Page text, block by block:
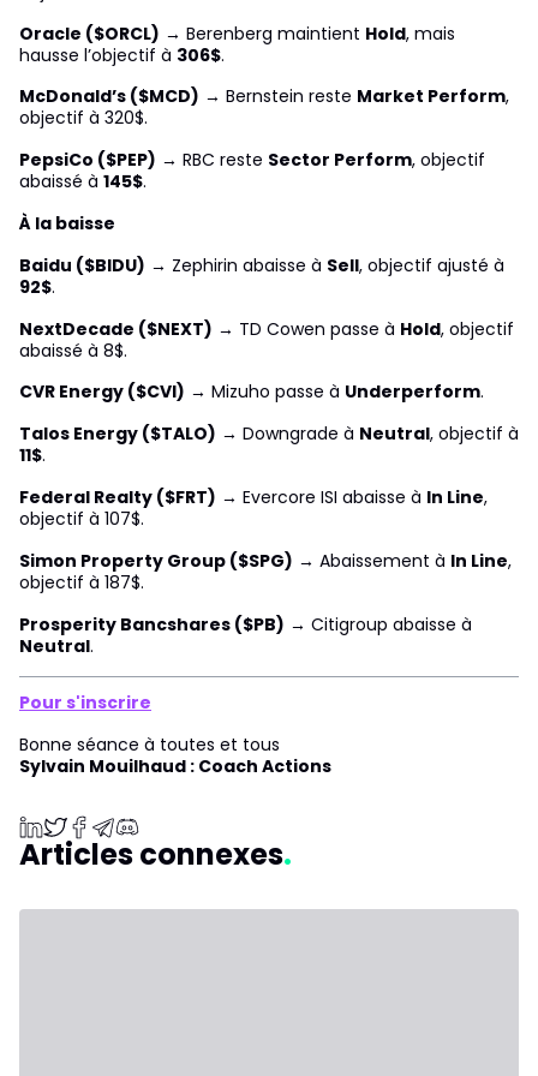
Oracle ($ORCL) → Berenberg maintient Hold, mais
hausse l’objectif à 306$.
McDonald’s ($MCD) → Bernstein reste Market Perform,
objectif à 320$.
PepsiCo ($PEP) → RBC reste Sector Perform, objectif
abaissé à 145$.
À la baisse
Baidu ($BIDU) → Zephirin abaisse à Sell, objectif ajusté à
92$.
NextDecade ($NEXT) → TD Cowen passe à Hold, objectif
abaissé à 8$.
CVR Energy ($CVI) → Mizuho passe à Underperform.
Talos Energy ($TALO) → Downgrade à Neutral, objectif à
11$.
Federal Realty ($FRT) → Evercore ISI abaisse à In Line,
objectif à 107$.
Simon Property Group ($SPG) → Abaissement à In Line,
objectif à 187$.
Prosperity Bancshares ($PB) → Citigroup abaisse à
Neutral.
Pour s'inscrire
Bonne séance à toutes et tous
Sylvain Mouilhaud : Coach Actions
Articles connexes